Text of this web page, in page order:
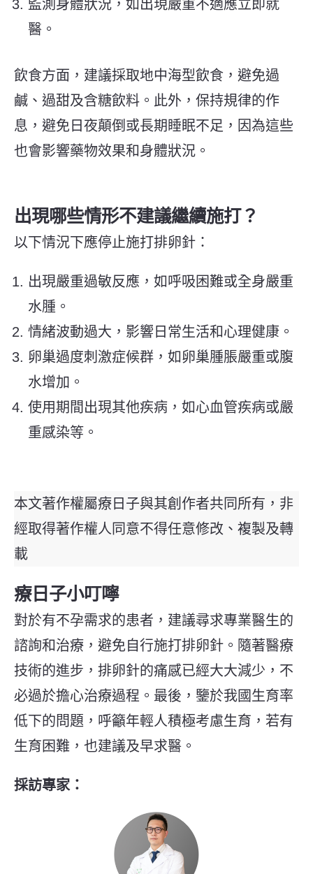
監測身體狀況，如出現嚴重不適應立即就
醫。
飲食方面，建議採取地中海型飲食，避免過
鹹、過甜及含糖飲料。此外，保持規律的作
息，避免日夜顛倒或長期睡眠不足，因為這些
也會影響藥物效果和身體狀況。
出現哪些情形不建議繼續施打？
以下情況下應停止施打排卵針：
出現嚴重過敏反應，如呼吸困難或全身嚴重
水腫。
情緒波動過大，影響日常生活和心理健康。
卵巢過度刺激症候群，如卵巢腫脹嚴重或腹
水增加。
使用期間出現其他疾病，如心血管疾病或嚴
重感染等。
本文著作權屬療日子與其創作者共同所有，非
經取得著作權人同意不得任意修改、複製及轉
載
療日子小叮嚀
對於有不孕需求的患者，建議尋求專業醫生的
諮詢和治療，避免自行施打排卵針。隨著醫療
技術的進步，排卵針的痛感已經大大減少，不
必過於擔心治療過程。最後，鑒於我國生育率
低下的問題，呼籲年輕人積極考慮生育，若有
生育困難，也建議及早求醫。
採訪專家：